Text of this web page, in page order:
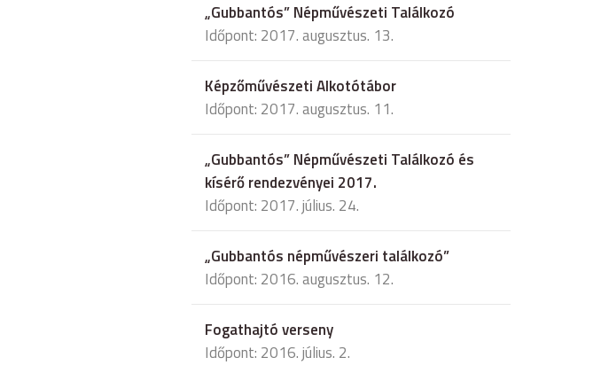
„Gubbantós” Népművészeti Találkozó
Időpont: 2017. augusztus. 13.
Képzőművészeti Alkotótábor
Időpont: 2017. augusztus. 11.
„Gubbantós” Népművészeti Találkozó és
kísérő rendezvényei 2017.
Időpont: 2017. július. 24.
„Gubbantós népművészeri találkozó”
Időpont: 2016. augusztus. 12.
Fogathajtó verseny
Időpont: 2016. július. 2.